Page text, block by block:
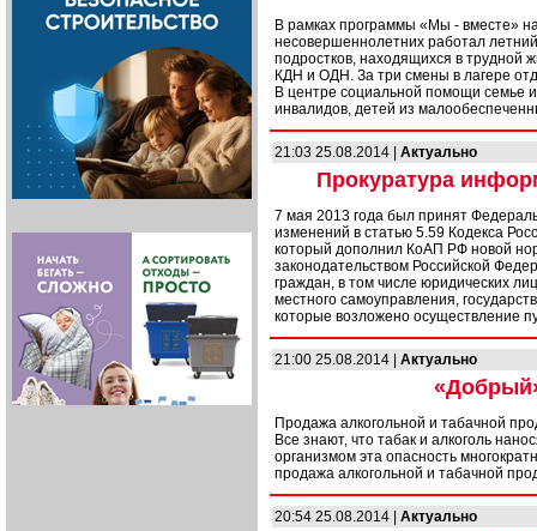
В рамках программы «Мы - вместе»
несовершеннолетних работал
подростков, находящихся в трудной
КДН и ОДН. За три смены в лагере
В центре социальной помощи семье
инвалидов, детей из
21:03 25.08.2014 | Актуально
Прокуратура
7 мая 2013 года был принят
изменений в статью 5.59 Кодекса
который дополнил КоАП РФ новой
законодательством Российской
граждан, в том числе юридических
местного самоуправления,
которые возложено осуществление
21:00 25.08.2014 | Актуально
Продажа алкогольной и табачной
Все знают, что табак и алкоголь
организмом эта опасность
продажа алкогольной и табачной
20:54 25.08.2014 | Актуально